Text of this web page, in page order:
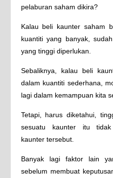
pelaburan saham dikira?
Kalau beli kaunter saham
kuantiti yang banyak,
yang tinggi diperlukan.
Sebaliknya, kalau beli
dalam kuantiti sederhana,
lagi dalam kemampuan kita
Tetapi, harus diketahui,
sesuatu kaunter itu tidak
kaunter tersebut.
Banyak lagi faktor lain
sebelum membuat